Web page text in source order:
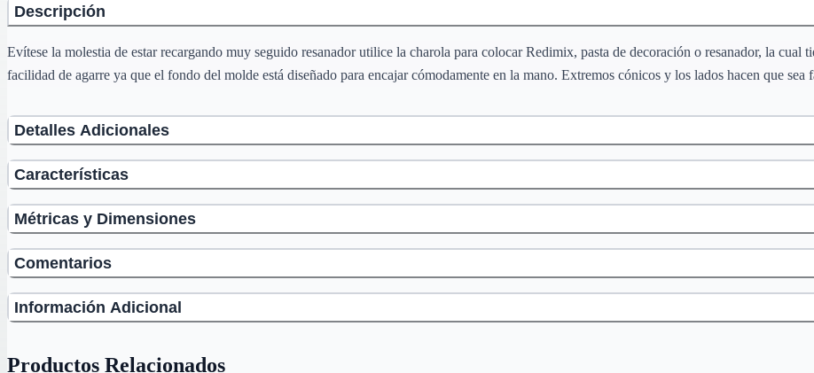
Descripción
Evítese la molestia de estar recargando muy seguido resanador utilice la charola para colocar Redimix, pasta de decoración o resanador, la cual
facilidad de agarre ya que el fondo del molde está diseñado para encajar cómodamente en la mano. Extremos cónicos y los lados hacen que sea
Detalles Adicionales
Características
Métricas y Dimensiones
Comentarios
Información Adicional
Productos Relacionados